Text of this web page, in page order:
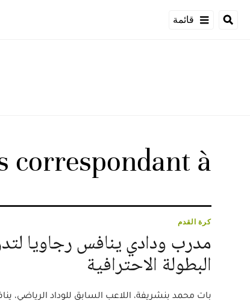
قائمة
correspondant à
كرة القدم
مدرب ودادي ينافس رجاويا
البطولة الاحترافية
بات محمد بنشريفة، اللاعب السابق للوداد الرياضي،